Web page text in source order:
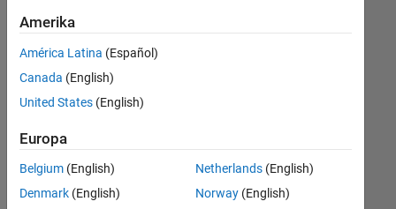
Marketing Services
Büro- und Verwaltungsdienste
Derzeit
es
keine
offenen
Stellen,
Ihren
Suchkriterien
entsprechen.
Amerika
América Latina (Español)
Canada (English)
United States (English)
Europa
Belgium (English)
Denmark (English)
Netherlands(English)
Norway(English)